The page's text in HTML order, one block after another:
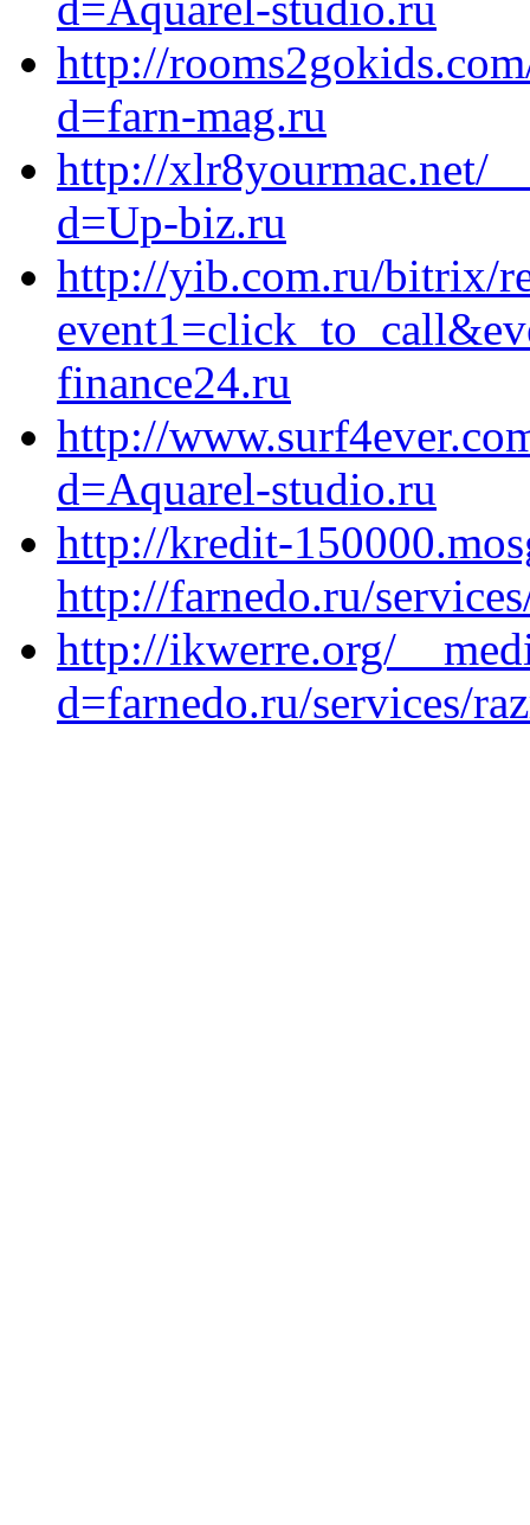
http://
d=farn-mag.ru
http://xlr8yourmac.net/
d=Up-biz.ru
http://yib.com.ru/bitrix/
finance24.ru
http://
d=Aquarel-studio.ru
http://kredit-
http://farnedo.ru/
http://ikwerre.org/
d=farnedo.ru/services/